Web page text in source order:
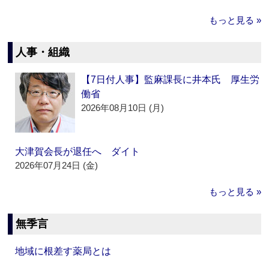
もっと見る »
人事・組織
【7日付人事】監麻課長に井本氏 厚生労
働省
2026年08月10日 (月)
大津賀会長が退任へ ダイト
2026年07月24日 (金)
もっと見る »
無季言
地域に根差す薬局とは